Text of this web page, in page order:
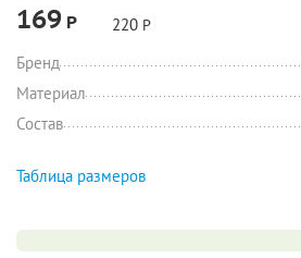
169 Р 220 Р
Бренд
Материал
Состав
Таблица размеров